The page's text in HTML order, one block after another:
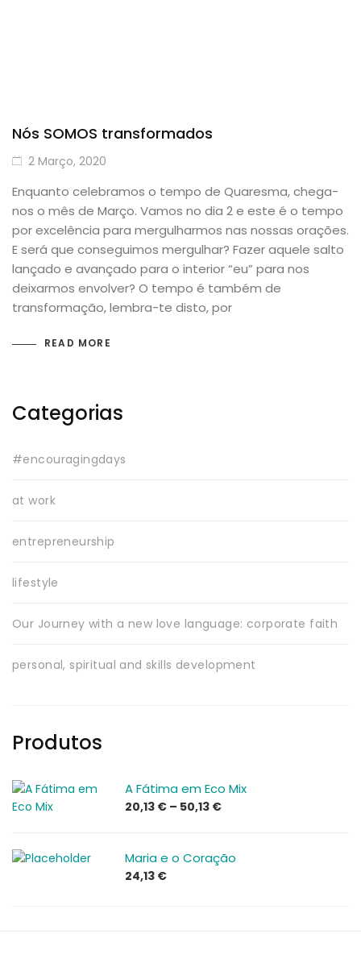
Nós SOMOS transformados
2 Março, 2020
Enquanto celebramos o tempo de Quaresma, chega-
nos o mês de Março. Vamos no dia 2 e este é o tempo
por excelência para mergulharmos nas nossas orações.
E será que conseguimos mergulhar? Fazer aquele salto
lançado e avançado para o interior “eu” para nos
deixarmos envolver? O tempo é também de
transformação, lembra-te disto, por
READ MORE
Categorias
#encouragingdays
at work
entrepreneurship
lifestyle
Our Journey with a new love language: corporate faith
personal, spiritual and skills development
Produtos
A Fátima em Eco Mix
20,13 € – 50,13 €Price
through
Maria e o Coração
24,13 €